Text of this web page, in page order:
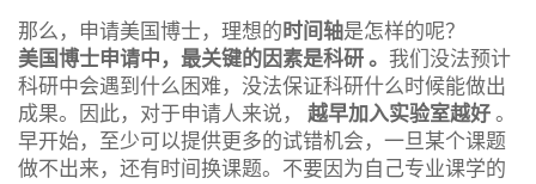
那么，申请美国博士，理想的时间轴是怎样的呢？
美国博士申请中，最关键的因素是科研。 我们没法预计
科研中会遇到什么困难，没法保证科研什么时候能做出
成果。因此，对于申请人来说， 越早加入实验室越好。
早开始，至少可以提供更多的试错机会，一旦某个课题
做不出来，还有时间换课题。不要因为自己专业课学的